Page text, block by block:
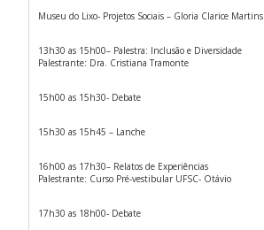
Museu do Lixo- Projetos Sociais – Gloria Clarice Martins
13h30 as 15h00– Palestra: Inclusão e Diversidade
Palestrante: Dra. Cristiana Tramonte
15h00 as 15h30- Debate
15h30 as 15h45 – Lanche
16h00 as 17h30– Relatos de Experiências
Palestrante: Curso Pré-vestibular UFSC- Otávio
17h30 as 18h00- Debate